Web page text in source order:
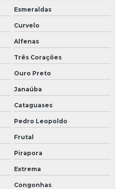
asfalto
calor
Esmeraldas
Curvelo
Alfenas
Três Corações
Ouro Preto
Janaúba
Cataguases
Pedro Leopoldo
Frutal
Pirapora
Extrema
Congonhas